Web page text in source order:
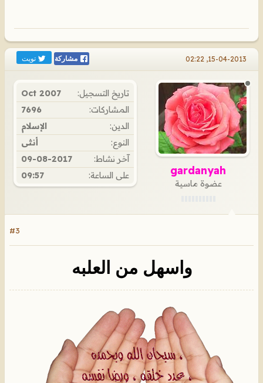
15-04-2013, 02:22 مشاركة تويت
gardanyah
عضوة ماسية
تاريخ التسجيل:
Oct 2007
المشاركات:
7696
الدين:
الإسلام
النوع:
أنثى
آخر نشاط:
09-08-2017
على الساعة:
09:57
#3
واسهل من العلبه